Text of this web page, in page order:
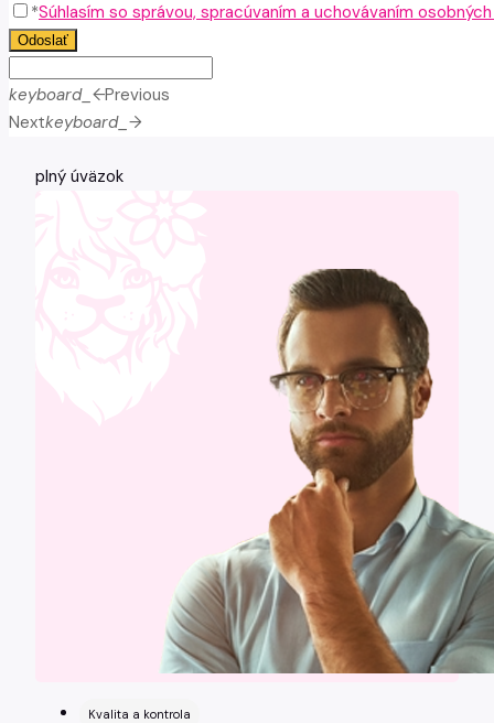
*Súhlasím so správou, spracúvaním a uchovávaním
Odoslať
keyboard_arrow_leftPrevious
Nextkeyboard_arrow_right
plný úväzok
Kvalita a kontrola